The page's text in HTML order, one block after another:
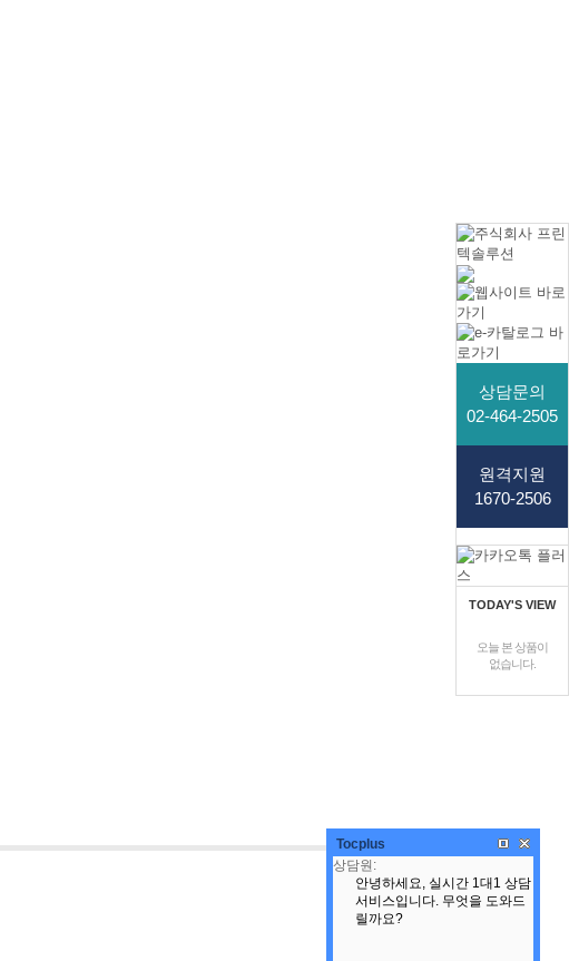
상담문의
02-464-2505
원격지원
1670-2506
TODAY'S VIEW
오늘 본 상품이
없습니다.
Tocplus